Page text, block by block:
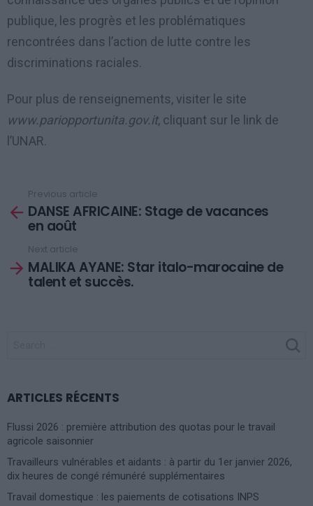
publique, les progrès et les problématiques
rencontrées dans l’action de lutte contre les
discriminations raciales.
Pour plus de renseignements, visiter le site
www.pariopportunita.gov.it, cliquant sur le link de
l’UNAR.
more
Previous article
DANSE AFRICAINE: Stage de vacances
en août
Next article
MALIKA AYANE: Star italo-marocaine de
talent et succès.
ARTICLES RÉCENTS
Flussi 2026 : première attribution des quotas pour le travail
agricole saisonnier
Travailleurs vulnérables et aidants : à partir du 1er janvier 2026,
dix heures de congé rémunéré supplémentaires
Travail domestique : les paiements de cotisations INPS